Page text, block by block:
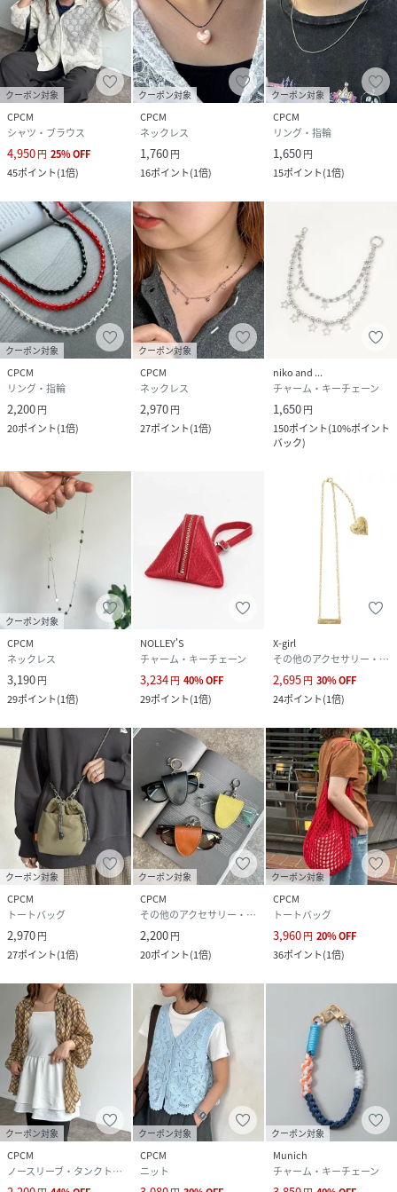
クーポン対象
CPCM
シャツ・ブラウス
4,950円 25%OFF
45ポイント(1倍)
クーポン対象
CPCM
ネックレス
1,760円
16ポイント(1倍)
クーポン対象
CPCM
リング・指輪
1,650円
15ポイント(1倍)
クーポン対象
CPCM
リング・指輪
2,200円
20ポイント(1倍)
クーポン対象
CPCM
ネックレス
2,970円
27ポイント(1倍)
niko and ...
チャーム・キーチェーン
1,650円
150ポイント(10%ポイント
バック)
クーポン対象
CPCM
ネックレス
3,190円
29ポイント(1倍)
NOLLEY'S
チャーム・キーチェーン
3,234円 40%OFF
29ポイント(1倍)
X-girl
その他のアクセサリー・腕時計
2,695円 30%OFF
24ポイント(1倍)
クーポン対象
CPCM
トートバッグ
2,970円
27ポイント(1倍)
クーポン対象
CPCM
その他のアクセサリー・腕時計
2,200円
20ポイント(1倍)
クーポン対象
CPCM
トートバッグ
3,960円 20%OFF
36ポイント(1倍)
クーポン対象
CPCM
ノースリーブ・タンクトップ
クーポン対象
CPCM
ニット
クーポン対象
Munich
チャーム・キーチェーン